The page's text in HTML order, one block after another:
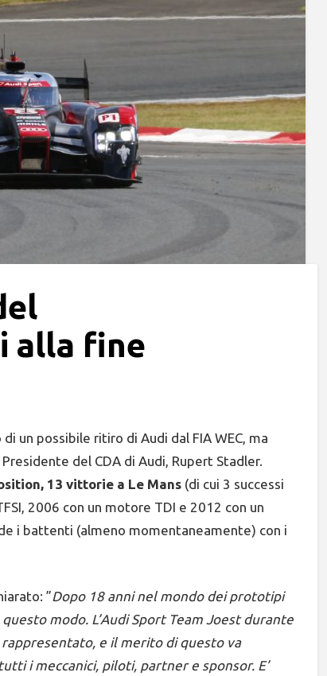
alla fine
un possibile ritiro di Audi dal FIA WEC, ma
del CDA di Audi, Rupert Stadler.
13 vittorie a Le Mans (di cui 3 successi
2006 con un motore TDI e 2012 con un
i battenti (almeno momentaneamente) con i
”Dopo 18 anni nel mondo dei prototipi
modo. L’Audi Sport Team Joest durante
e il merito di questo va
i meccanici, piloti, partner e sponsor. E’